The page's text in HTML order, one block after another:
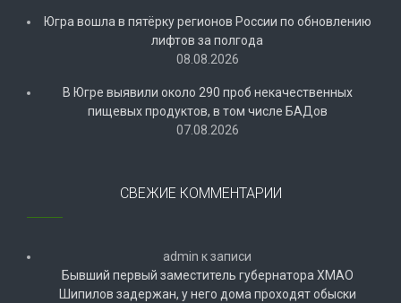
Югра вошла в пятёрку регионов России по обновлению
лифтов за полгода
08.08.2026
В Югре выявили около 290 проб некачественных
пищевых продуктов, в том числе БАДов
07.08.2026
СВЕЖИЕ КОММЕНТАРИИ
admin к записи
Бывший первый заместитель губернатора ХМАО
Шипилов задержан, у него дома проходят обыски